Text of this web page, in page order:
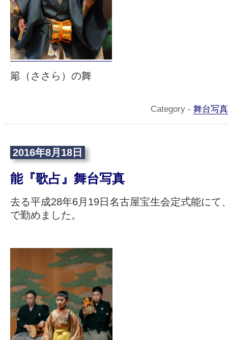
簓（ささら）の舞
Category - 舞台写真
2016年8月18日
能『歌占』舞台写真
去る平成28年6月19日名古屋宝生会定式能にて
で勤めました。